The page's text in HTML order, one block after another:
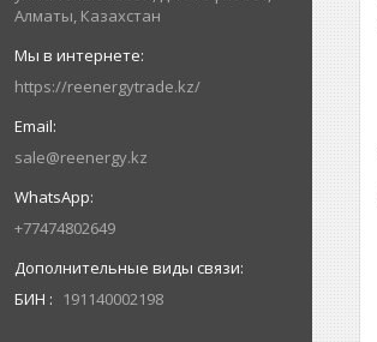
Алматы, Казахстан
https://reenergytrade.kz/
sale@reenergy.kz
+77474802649
БИН 191140002198